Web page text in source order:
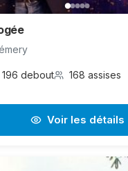
196 debout 168 assises
Voir les détails